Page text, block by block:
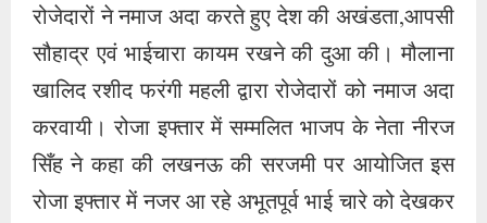
रोजेदारों ने नमाज अदा करते हुए देश की अखंडता,आपसी
सौहाद्र एवं भाईचारा कायम रखने की दुआ की। मौलाना
खालिद रशीद फरंगी महली द्वारा रोजेदारों को नमाज अदा
करवायी। रोजा इफ्तार में सम्मलित भाजप के नेता नीरज
सिँह ने कहा की लखनऊ की सरजमी पर आयोजित इस
रोजा इफ्तार में नजर आ रहे अभूतपूर्व भाई चारे को देखकर